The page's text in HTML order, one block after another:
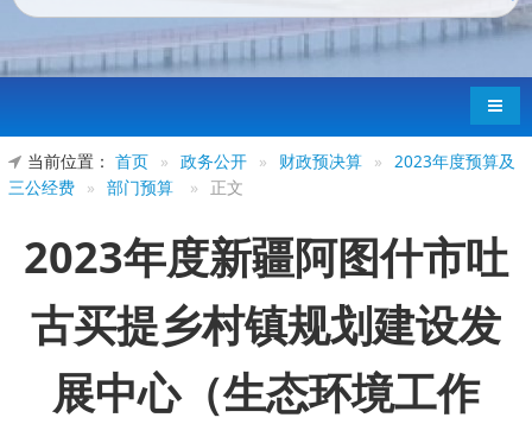
导航
当前位置： 首页 » 政务公开 » 财政预决算 »
2023年度预算及
三公经费 » 部门预算 » 正文
2023年度新疆阿图什市吐
古买提乡村镇规划建设发
展中心（生态环境工作